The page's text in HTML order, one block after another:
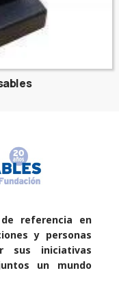
referencia en
y personas
sus iniciativas
un mundo